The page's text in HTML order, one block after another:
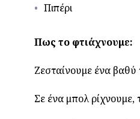
Πιπέρι
Πως το φτιάχνουμε:
Ζεσταίνουμε ένα βαθύ
Σε ένα μπολ ρίχνουμε,